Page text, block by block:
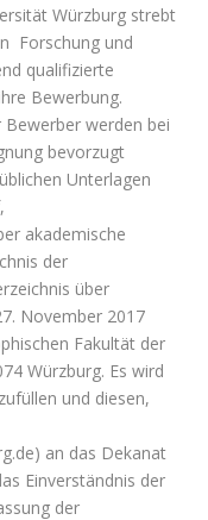
Würzburg strebt
Forschung und
qualifizierte
Bewerbung.
werden bei
bevorzugt
Unterlagen
akademische
der
über
November 2017
Fakultät der
Würzburg. Es wird
und diesen,
an das Dekanat
Einverständnis der
der